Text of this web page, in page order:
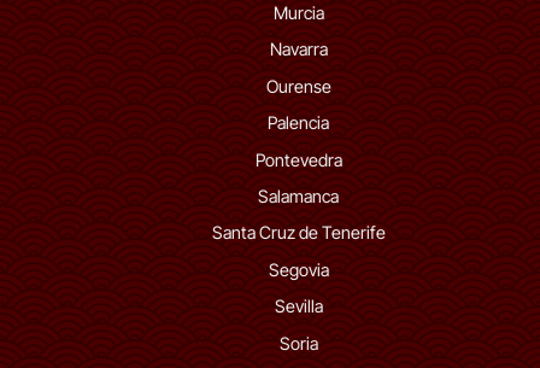
Murcia
Navarra
Ourense
Palencia
Pontevedra
Salamanca
Santa Cruz de Tenerife
Segovia
Sevilla
Soria